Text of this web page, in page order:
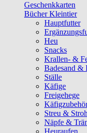
Geschenkkarten
Bücher Kleintier
Hauptfutter
Heu
Snacks
Krallen- &
Badesand &
Ställe
Käfige
Freigehege
Streu & Stroh
Näpfe &
Heuraufen